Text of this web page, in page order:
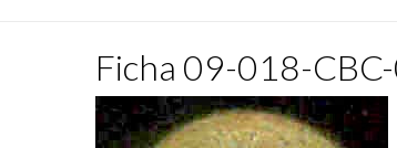
Ficha 09-018-